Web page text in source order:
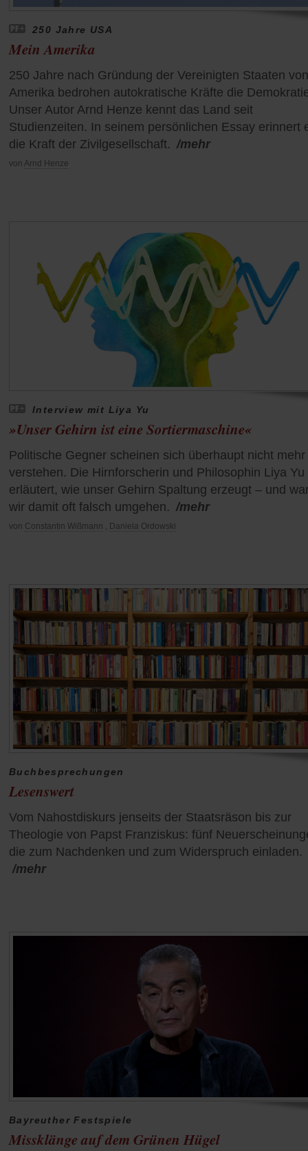
250 Jahre USA
Mein Amerika
250 Jahre nach Gründung der Vereinigten Staaten von
Amerika bedrohen autokratische Kräfte die
Unser Autor Arnd Henze kennt das Land seit
Studienzeiten. In seinem persönlichen Essay erinnert
die Kraft der Zivilgesellschaft. /mehr
von Arnd Henze
Interview mit Liya Yu
»Unser Gehirn ist eine Sortiermaschine«
Politische Gegner scheinen sich überhaupt nicht mehr
verstehen. Die Hirnforscherin und Philosophin Liya Yu
erläutert, wie unser Gehirn Spaltung erzeugt – und
wir damit oft falsch umgehen. /mehr
von Constantin Wißmann Daniela Ordowski
Buchbesprechungen
Lesenswert
Vom Nahostdiskurs jenseits der Staatsräson bis zur
Theologie von Papst Franziskus: fünf
die zum Nachdenken und zum Widerspruch einladen.
/mehr
Bayreuther Festspiele
Missklänge auf dem Grünen Hügel